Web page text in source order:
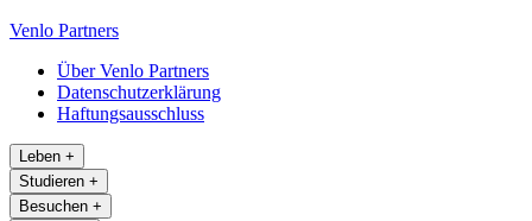
Venlo Partners
Über Venlo Partners
Datenschutzerklärung
Haftungsausschluss
Leben +
Studieren +
Besuchen +